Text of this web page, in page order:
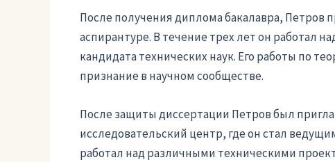
После получения диплома бакалавра, Петров
аспирантуре. В течение трех лет он работал
кандидата технических наук. Его работы по
признание в научном сообществе.
После защиты диссертации Петров был
исследовательский центр, где он стал
работал над различными техническими